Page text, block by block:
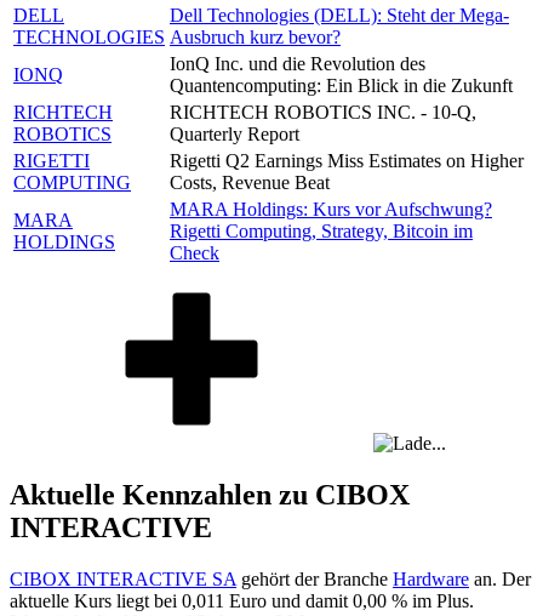
DELL
TECHNOLOGIES
Dell Technologies (DELL): Steht der Mega-
Ausbruch kurz bevor?
IONQ
IonQ Inc. und die Revolution des
Quantencomputing: Ein Blick in die Zukunft
RICHTECH
ROBOTICS
RICHTECH ROBOTICS INC. - 10-Q,
Quarterly Report
RIGETTI
COMPUTING
Rigetti Q2 Earnings Miss Estimates on Higher
Costs, Revenue Beat
MARA
HOLDINGS
MARA Holdings: Kurs vor Aufschwung?
Rigetti Computing, Strategy, Bitcoin im
Check
Aktuelle Kennzahlen zu CIBOX
INTERACTIVE
CIBOX INTERACTIVE SA gehört der Branche Hardware an. Der
aktuelle Kurs liegt bei 0,011 Euro und damit 0,00 % im Plus.